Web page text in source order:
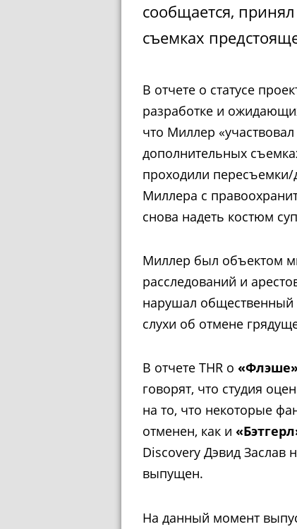
сообщается,
съемках
В отчете о статусе
разработке и
что Миллер
дополнительных
проходили
Миллера с
снова надеть костюм
Миллер был объектом
расследований и
нарушал общественный
слухи об отмене
В отчете THR о
говорят, что студия
на то, что некоторые
отменен, как и
Discovery Дэвид Заслав
выпущен.
На данный момент